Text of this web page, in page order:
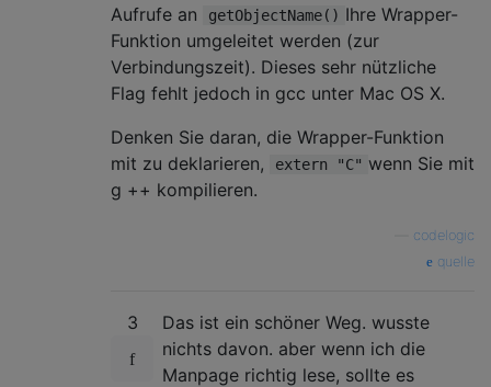
Aufrufe an
getObjectName() Ihre Wrapper-
Funktion umgeleitet werden (zur
Verbindungszeit). Dieses sehr nützliche
Flag fehlt jedoch in gcc unter Mac OS X.
Denken Sie daran, die Wrapper-Funktion
mit zu deklarieren,
extern "C" wenn Sie mit
g ++ kompilieren.
codelogic
quelle
3
Das ist ein schöner Weg. wusste
nichts davon. aber wenn ich die
Manpage richtig lese, sollte es